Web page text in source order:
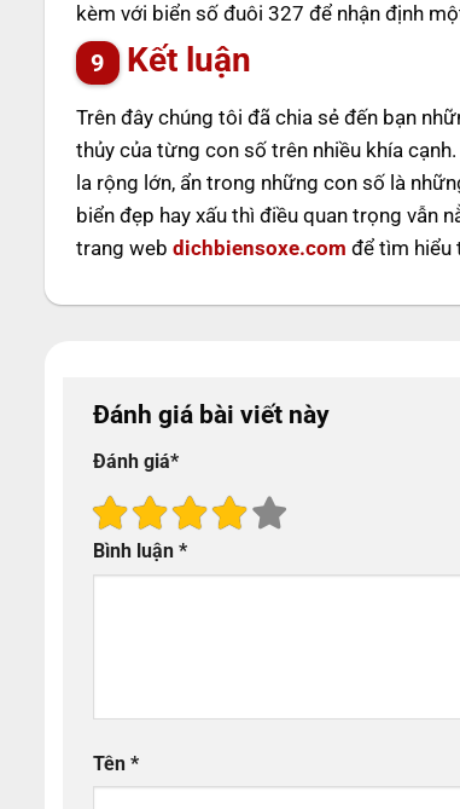
kèm với biển số đuôi 327 để nhận định
Kết luận
Trên đây chúng tôi đã chia sẻ đến bạn
thủy của từng con số trên nhiều khía
la rộng lớn, ẩn trong những con số là
biển đẹp hay xấu thì điều quan trọng vẫn
trang web dichbiensoxe.com để tìm hiểu
Đánh giá bài viết này
Đánh giá*
Bình luận *
Tên *